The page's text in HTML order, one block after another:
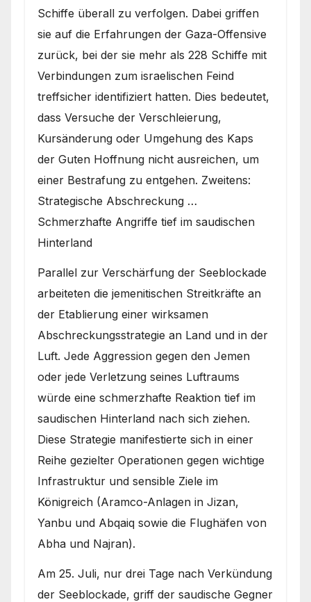
Schiffe überall zu verfolgen. Dabei griffen
sie auf die Erfahrungen der Gaza-Offensive
zurück, bei der sie mehr als 228 Schiffe mit
Verbindungen zum israelischen Feind
treffsicher identifiziert hatten. Dies bedeutet,
dass Versuche der Verschleierung,
Kursänderung oder Umgehung des Kaps
der Guten Hoffnung nicht ausreichen, um
einer Bestrafung zu entgehen. Zweitens:
Strategische Abschreckung …
Schmerzhafte Angriffe tief im saudischen
Hinterland
Parallel zur Verschärfung der Seeblockade
arbeiteten die jemenitischen Streitkräfte an
der Etablierung einer wirksamen
Abschreckungsstrategie an Land und in der
Luft. Jede Aggression gegen den Jemen
oder jede Verletzung seines Luftraums
würde eine schmerzhafte Reaktion tief im
saudischen Hinterland nach sich ziehen.
Diese Strategie manifestierte sich in einer
Reihe gezielter Operationen gegen wichtige
Infrastruktur und sensible Ziele im
Königreich (Aramco-Anlagen in Jizan,
Yanbu und Abqaiq sowie die Flughäfen von
Abha und Najran).
Am 25. Juli, nur drei Tage nach Verkündung
der Seeblockade, griff der saudische Gegner